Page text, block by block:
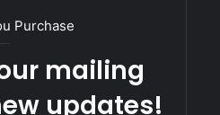
Purchase
mailing
updates!